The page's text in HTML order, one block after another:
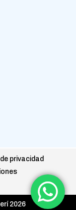
privacidad
2026